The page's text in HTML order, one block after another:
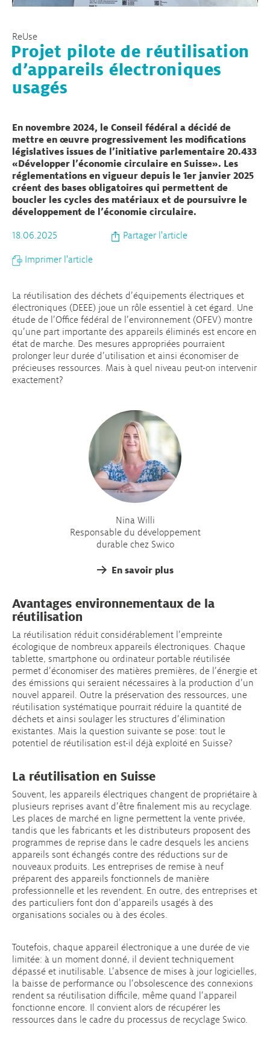
ReUse
Projet pilote de réutilisation
d’appareils électroniques
usagés
En novembre 2024, le Conseil fédéral a décidé de
mettre en œuvre progressivement les modifications
législatives issues de l’initiative parlementaire 20.433
«Développer l’économie circulaire en Suisse». Les
réglementations en vigueur depuis le 1er janvier 2025
créent des bases obligatoires qui permettent de
boucler les cycles des matériaux et de poursuivre le
développement de l’économie circulaire.
18.06.2025 Partager l'article
Imprimer l'article
La réutilisation des déchets d’équipements électriques et
électroniques (DEEE) joue un rôle essentiel à cet égard. Une
étude de l’Office fédéral de l’environnement (OFEV) montre
qu’une part importante des appareils éliminés est encore en
état de marche. Des mesures appropriées pourraient
prolonger leur durée d’utilisation et ainsi économiser de
précieuses ressources. Mais à quel niveau peut-on intervenir
exactement?
Nina Willi
Responsable du développement
durable chez Swico
En savoir plus
Avantages environnementaux de la
réutilisation
La réutilisation réduit considérablement l’empreinte
écologique de nombreux appareils électroniques. Chaque
tablette, smartphone ou ordinateur portable réutilisée
permet d’économiser des matières premières, de l’énergie et
des émissions qui seraient nécessaires à la production d’un
nouvel appareil. Outre la préservation des ressources, une
réutilisation systématique pourrait réduire la quantité de
déchets et ainsi soulager les structures d’élimination
existantes. Mais la question suivante se pose: tout le
potentiel de réutilisation est-il déjà exploité en Suisse?
La réutilisation en Suisse
Souvent, les appareils électriques changent de propriétaire à
plusieurs reprises avant d’être finalement mis au recyclage.
Les places de marché en ligne permettent la vente privée,
tandis que les fabricants et les distributeurs proposent des
programmes de reprise dans le cadre desquels les anciens
appareils sont échangés contre des réductions sur de
nouveaux produits. Les entreprises de remise à neuf
préparent des appareils fonctionnels de manière
professionnelle et les revendent. En outre, des entreprises et
des particuliers font don d’appareils usagés à des
organisations sociales ou à des écoles.
Toutefois, chaque appareil électronique a une durée de vie
limitée: à un moment donné, il devient techniquement
dépassé et inutilisable. L’absence de mises à jour logicielles,
la baisse de performance ou l’obsolescence des connexions
rendent sa réutilisation difficile, même quand l’appareil
fonctionne encore. Il convient alors de récupérer les
ressources dans le cadre du processus de recyclage Swico.